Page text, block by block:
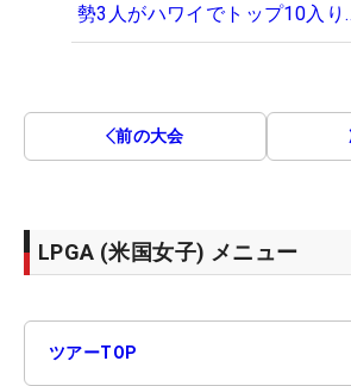
勢3人がハワイでトップ10入り
前の大会
LPGA (米国女子) メニュー
ツアーTOP